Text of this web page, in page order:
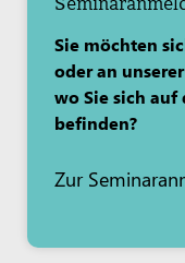
Sie möchten
oder an
wo Sie sich auf
befinden?
Zur